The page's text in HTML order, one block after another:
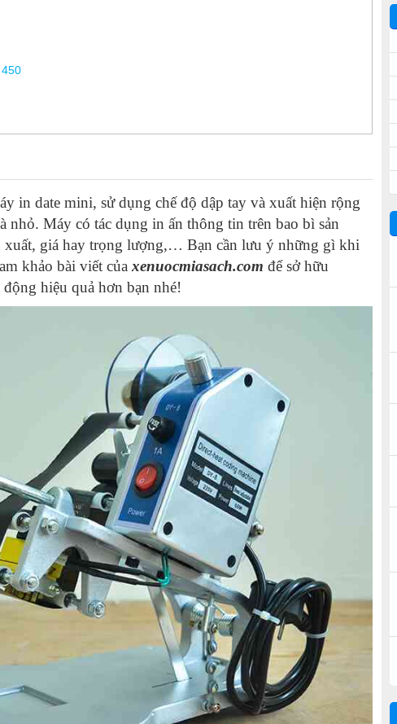
là hợp lí để mua ?
tay 1 giờ trước!!
in date mini, sử dụng chế độ dập tay và xuất hiện rộng
nhỏ. Máy có tác dụng in ấn thông tin trên bao bì sản
xuất, giá hay trọng lượng,… Bạn cần lưu ý những gì khi
khảo bài viết của xenuocmiasach.com để sở hữu
hiệu quả hơn bạn nhé!